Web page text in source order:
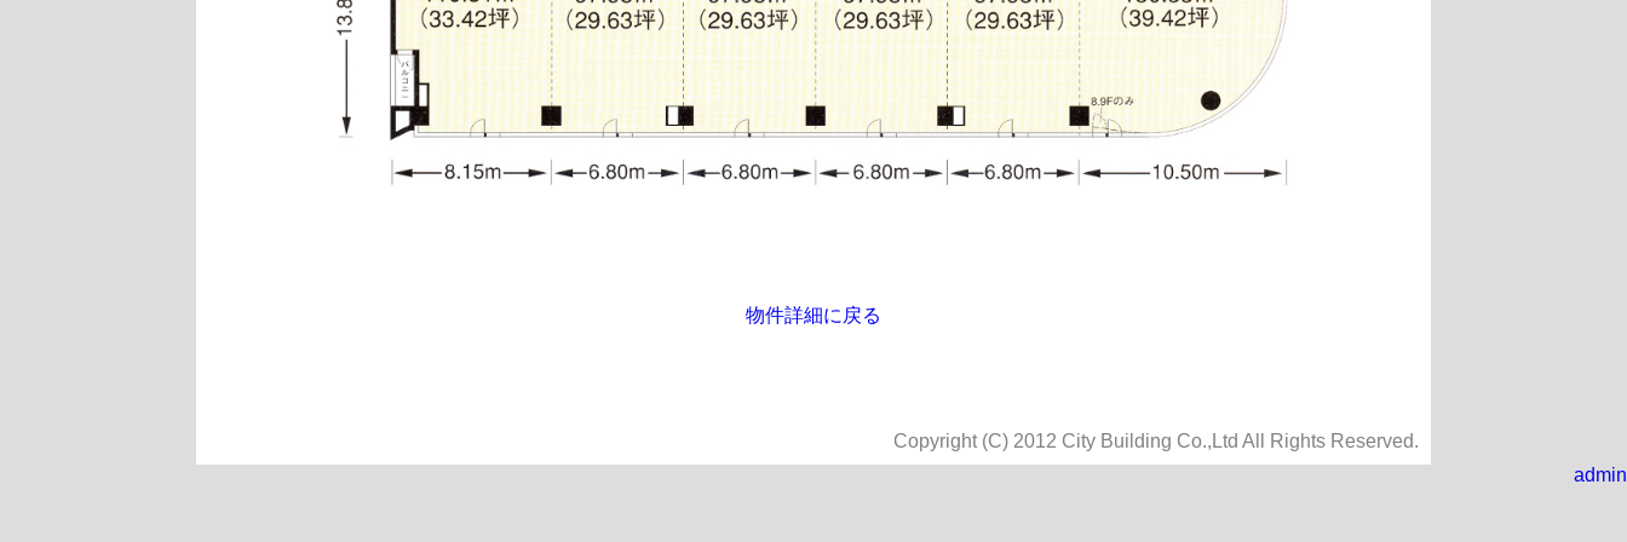
物件詳細に戻る
Copyright (C) 2012 City Building Co.,Ltd All Rights Reserved.
admin